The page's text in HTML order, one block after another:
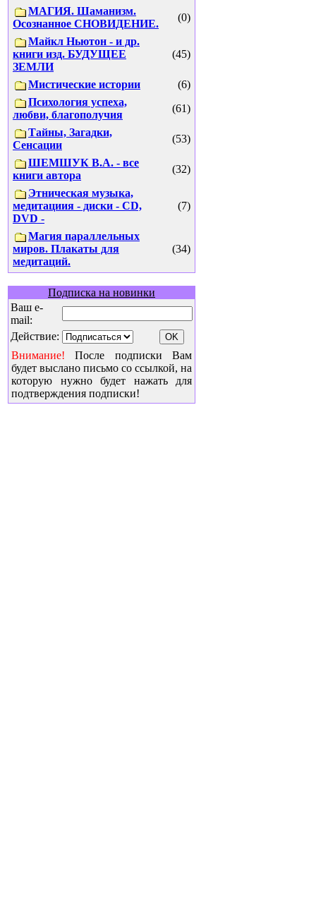
МАГИЯ. Шаманизм.
Осознанное СНОВИДЕНИЕ.
(0)
Майкл Ньютон - и др.
книги изд. БУДУЩЕЕ
ЗЕМЛИ
(45)
Мистические истории
(6)
Психология успеха,
любви, благополучия
(61)
Тайны, Загадки,
Сенсации
(53)
ШЕМШУК В.А. - все
книги автора
(32)
Этническая музыка,
медитациия - диски - CD,
DVD -
(7)
Магия параллельных
миров. Плакаты для
медитаций.
(34)
Подписка на новинки
Ваш e-
mail:
Действие:
Внимание! После подписки Вам
будет выслано письмо со ссылкой, на
которую нужно будет нажать для
подтверждения подписки!